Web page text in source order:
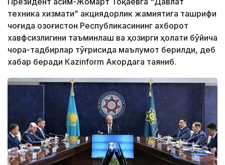
техника хизмати” акциядорлик жамиятига ташрифи
чоғида Қозоғистон Республикасининг ахборот
хавфсизлигини таъминлаш ва ҳозирги ҳолати бўйича
чора-тадбирлар тўғрисида маълумот берилди, деб
хабар беради Каzinform Акордага таяниб.